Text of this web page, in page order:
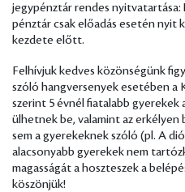
jegypénztár rendes nyitvatartása:
pénztár csak előadás esetén nyit
kezdete előtt.
Felhívjuk kedves közönségünk
szóló hangversenyek esetében a
szerint 5 évnél fiatalabb gyerekek
ülhetnek be, valamint az
sem a gyerekeknek szóló (pl. A
alacsonyabb gyerekek nem
magasságát a hoszteszek a
köszönjük!